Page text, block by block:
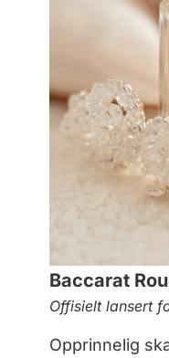
Baccarat
Offisielt lansert
Opprinnelig